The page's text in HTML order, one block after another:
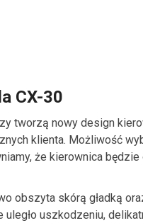
CX-30
tworzą nowy design
klienta. Możliwość
że kierownica
obszyta skórą gładką
uległo uszkodzeniu,